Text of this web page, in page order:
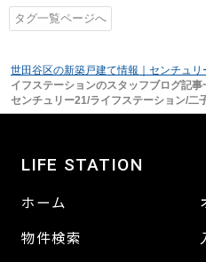
タグ一覧ページへ
世田谷区の新築戸建て情報｜センチュ
イフステーションのスタッフブログ記
センチュリー21/ライフステーション/二
LIFE STATION
ホーム
物件検索